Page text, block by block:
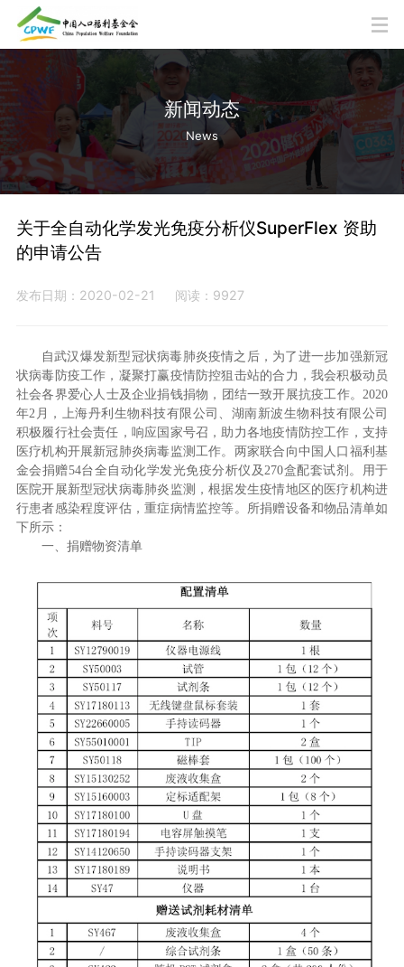
新闻动态
News
关于全自动化学发光免疫分析仪SuperFlex 资助
的申请公告
发布日期：2020-02-21 阅读：9927
自武汉爆发新型冠状病毒肺炎疫情之后，为了进一步加强新冠
状病毒防疫工作，凝聚打赢疫情防控狙击站的合力，我会积极动员
社会各界爱心人士及企业捐钱捐物，团结一致开展抗疫工作。2020
年2月，上海丹利生物科技有限公司、湖南新波生物科技有限公司
积极履行社会责任，响应国家号召，助力各地疫情防控工作，支持
医疗机构开展新冠肺炎病毒监测工作。两家联合向中国人口福利基
金会捐赠54台全自动化学发光免疫分析仪及270盒配套试剂。用于
医院开展新型冠状病毒肺炎监测，根据发生疫情地区的医疗机构进
行患者感染程度评估，重症病情监控等。所捐赠设备和物品清单如
下所示：
一、捐赠物资清单